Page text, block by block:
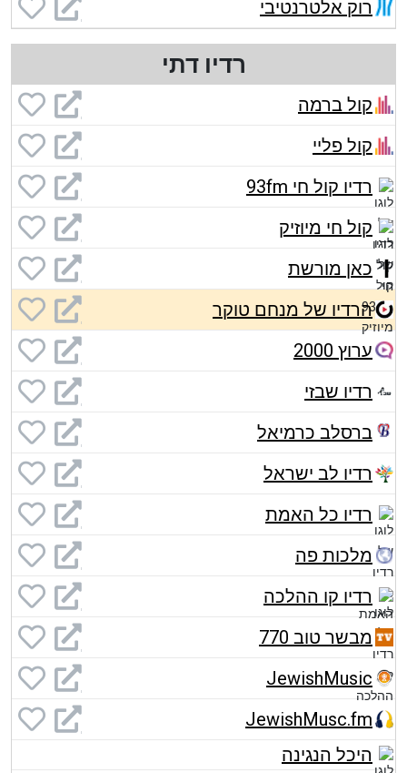
רוק אלטרנטיבי
רדיו דתי
קול ברמה
קול פליי
רדיו קול חי 93fm
קול חי מיוזיק
כאן מורשת
הרדיו של מנחם טוקר
ערוץ 2000
רדיו שבזי
ברסלב כרמיאל
רדיו לב ישראל
רדיו כל האמת
מלכות פה
רדיו קו ההלכה
מבשר טוב 770
JewishMusic
JewishMusc.fm
היכל הנגינה